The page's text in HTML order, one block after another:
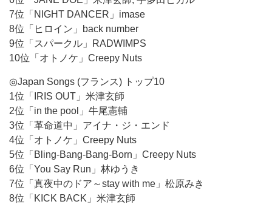
7位「NIGHT DANCER」imase
8位「ヒロイン」back number
9位「スパークル」RADWIMPS
10位「オトノケ」Creepy Nuts
◎Japan Songs (フランス) トップ10
1位「IRIS OUT」米津玄師
2位「in the pool」牛尾憲輔
3位「革命道中」アイナ・ジ・エンド
4位「オトノケ」Creepy Nuts
5位「Bling-Bang-Bang-Born」Creepy Nuts
6位「You Say Run」林ゆうき
7位「真夜中のドア～stay with me」松原みき
8位「KICK BACK」米津玄師